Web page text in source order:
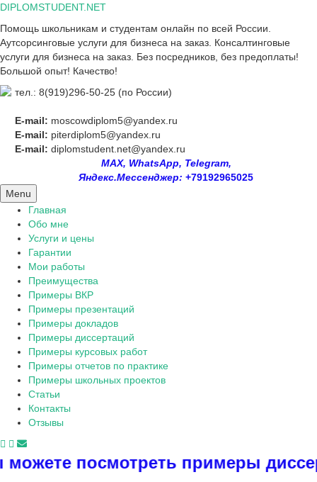
Skip
content
DIPLOMSTUDENT.NET
Помощь школьникам и студентам онлайн по всей России.
Аутсорсинговые услуги для бизнеса на заказ. Консалтинговые
услуги для бизнеса на заказ. Без посредников, без предоплаты!
Большой опыт! Качество!
тел.: 8(919)296-50-25 (по России)
E-mail: moscowdiplom5@yandex.ru
E-mail: piterdiplom5@yandex.ru
E-mail: diplomstudent.net@yandex.ru
MAX, WhatsApp, Telegram,
Яндекс.Мессенджер: +79192965025
Menu
Главная
Обо мне
Услуги и цены
Гарантии
Мои работы
Преимущества
Примеры ВКР
Примеры презентаций
Примеры докладов
Примеры диссертаций
Примеры курсовых работ
Примеры отчетов по практике
Примеры школьных проектов
Статьи
Контакты
Отзывы
примеры диссертаций,